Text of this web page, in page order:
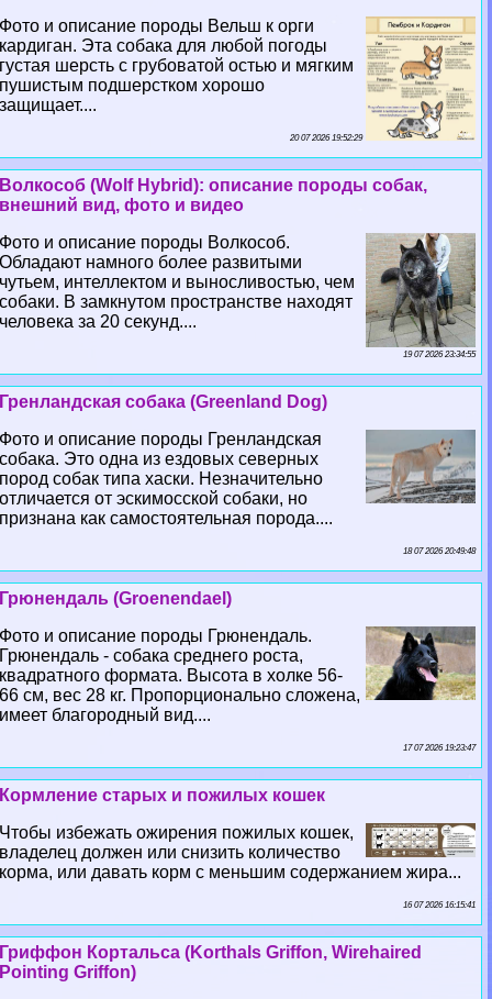
Фото и описание породы Вельш к opги
кардиган. Эта собака для любой погоды
густая шерсть с грубоватой остью и мягким
пушистым подшерстком хорошо
защищает....
20 07 2026 19:52:29
Волкособ (Wolf Hybrid): описание породы собак,
внешний вид, фото и видео
Фото и описание породы Волкособ.
Обладают намного более развитыми
чутьем, интеллектом и выносливостью, чем
собаки. В замкнутом прострaнcтве находят
человека за 20 секунд....
19 07 2026 23:34:55
Гренландская собака (Greenland Dog)
Фото и описание породы Гренландская
собака. Это одна из ездовых северных
пород собак типа хаски. Незначительно
отличается от эскимосской собаки, но
признана как самостоятельная порода....
18 07 2026 20:49:48
Грюнендаль (Groenendael)
Фото и описание породы Грюнендаль.
Грюнендаль - собака среднего роста,
квадратного формата. Высота в холке 56-
66 см, вес 28 кг. Пропорционально сложена,
имеет благородный вид....
17 07 2026 19:23:47
Кормление старых и пожилых кошек
Чтобы избежать ожирения пожилых кошек,
владелец должен или снизить количество
корма, или давать корм с меньшим содержанием жира...
16 07 2026 16:15:41
Гриффон Кортальса (Korthals Griffon, Wirehaired
Pointing Griffon)